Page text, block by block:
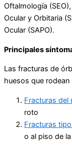
Oftalmología
Ocular y Orbitaria
Ocular (SAPO).
Principales
Las fracturas de
huesos que
Fracturas del
roto
Fracturas
o al piso de